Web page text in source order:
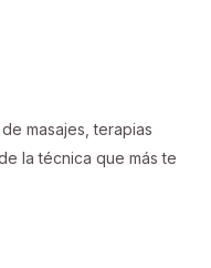
de masajes, terapias
la técnica que más te